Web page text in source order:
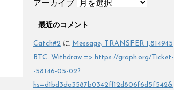
アーカイブ
最近のコメント
Catch#2 に Message; TRANSFER 1,814945
BTC. Withdraw => https://graph.org/Ticket-
-58146-05-02?
hs=d1bd3da3587b0342ff12d806f6d5f542&